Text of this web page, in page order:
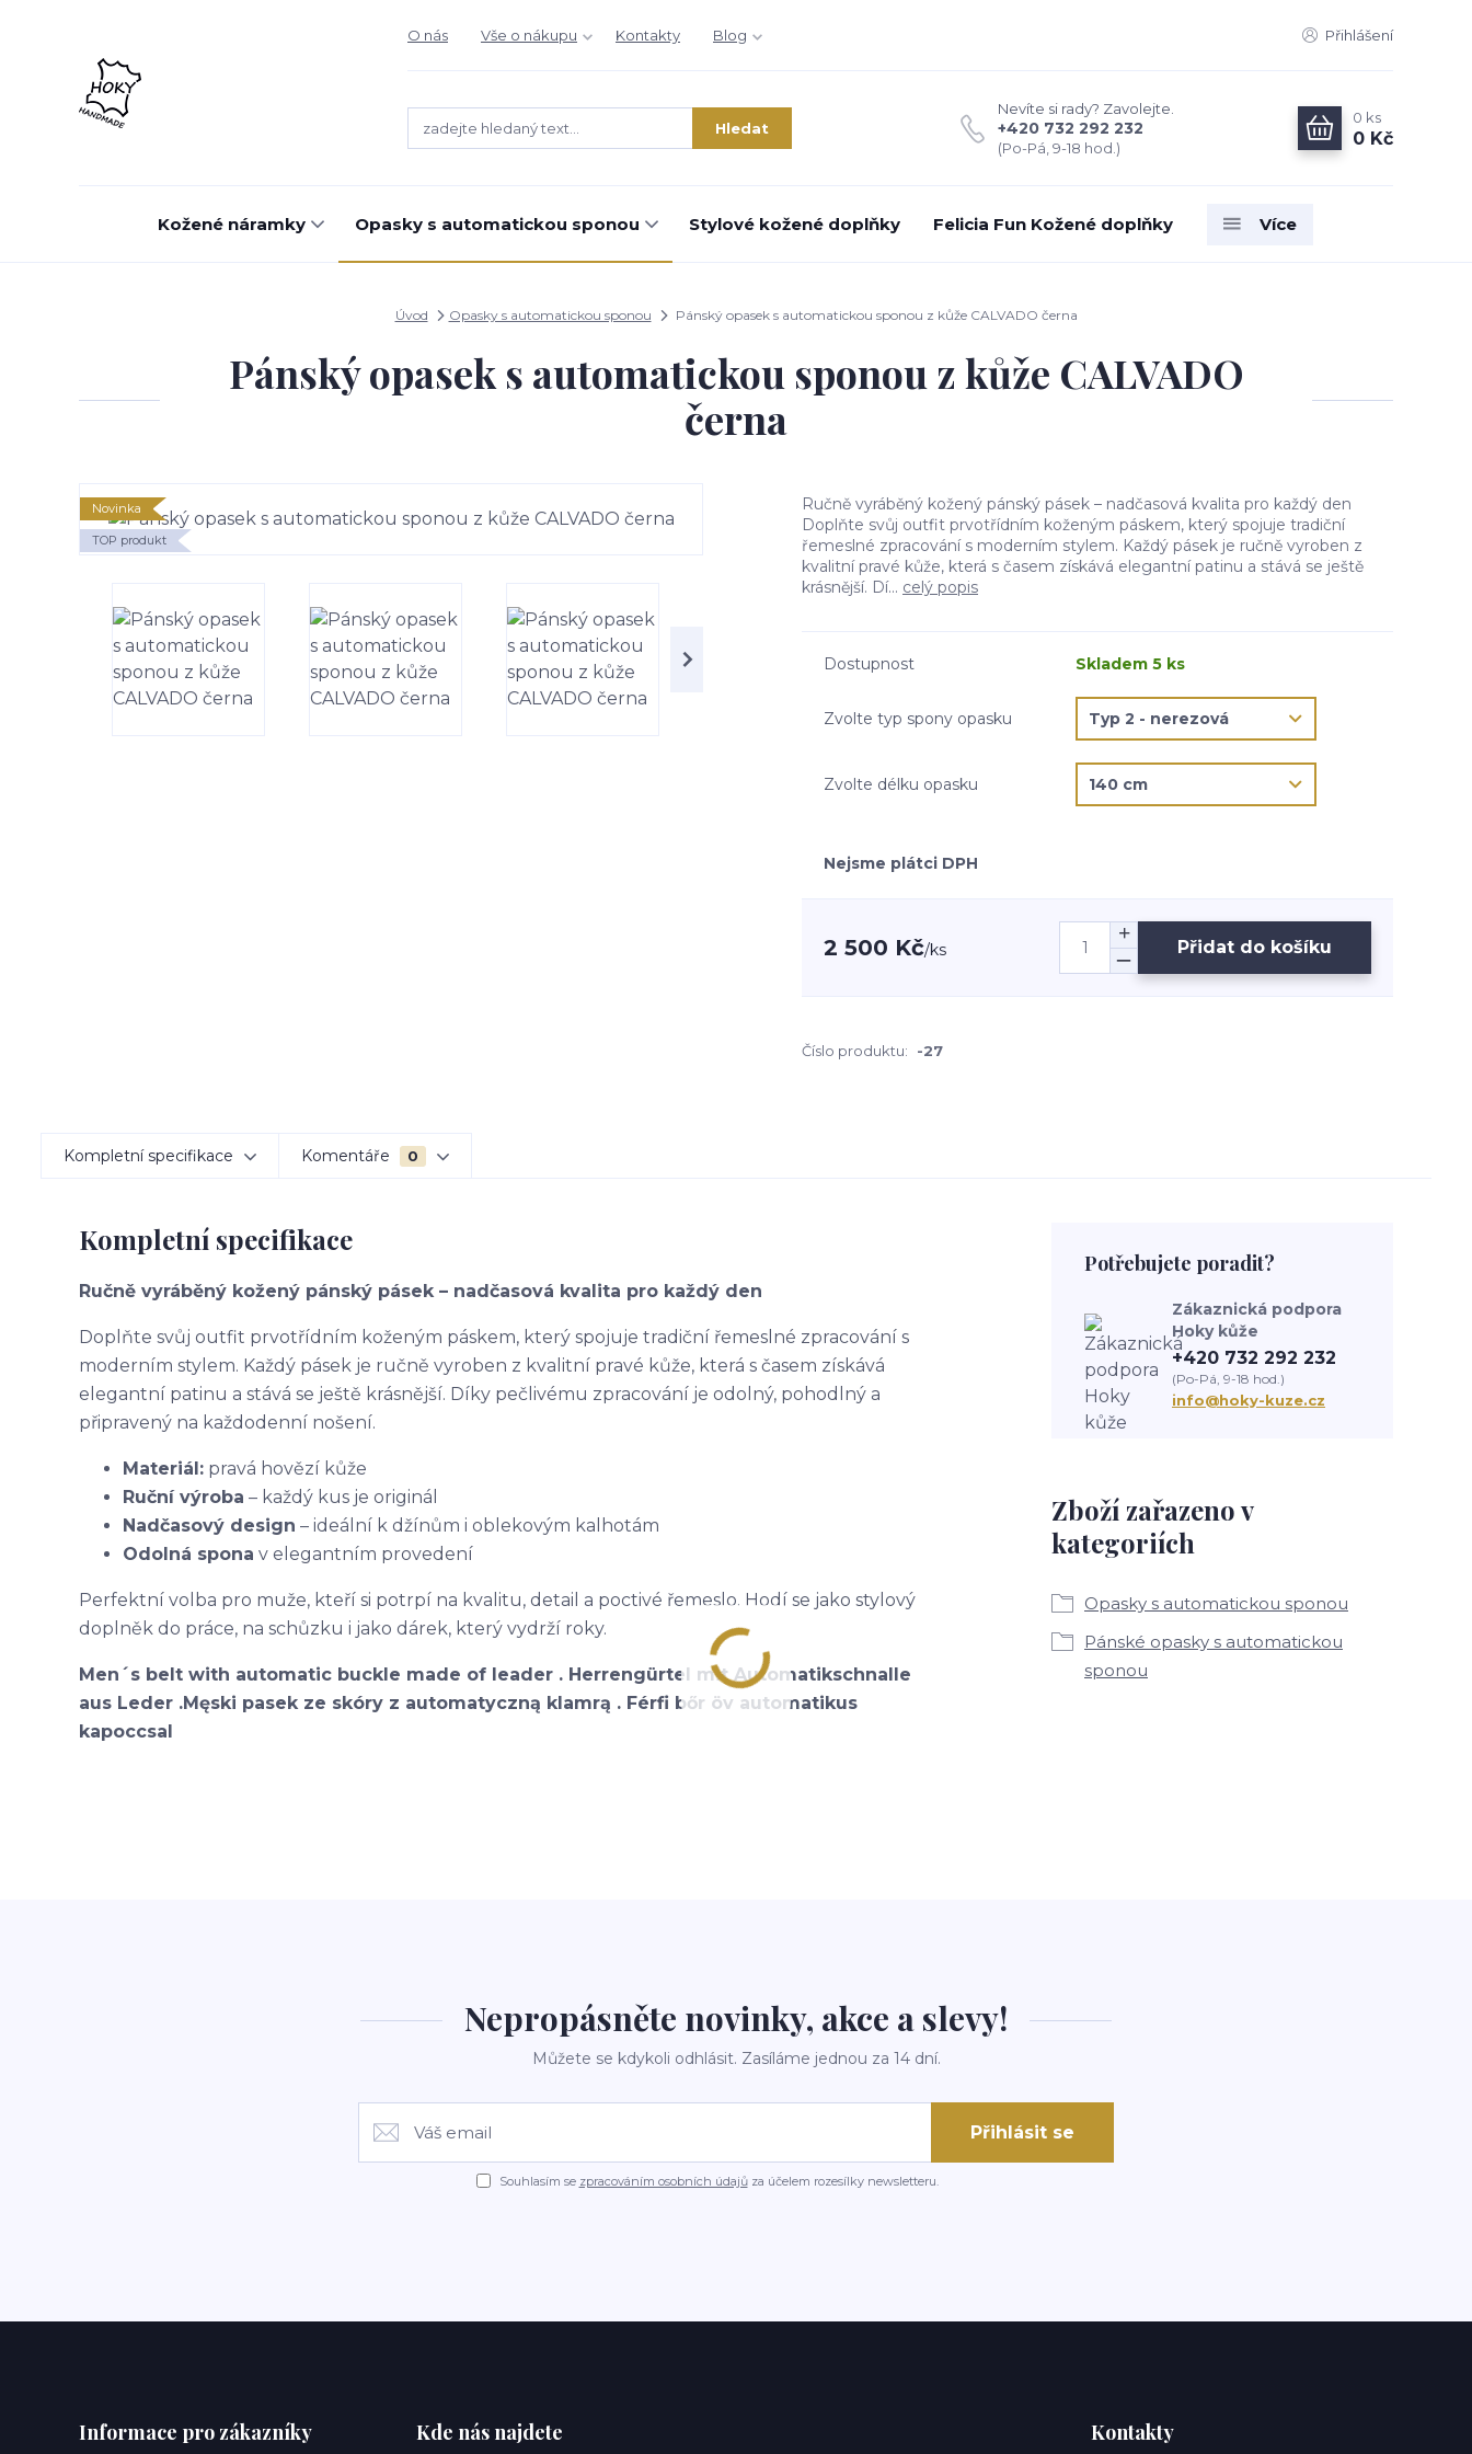
O nás Vše o nákupu Kontakty Blog Přihlášení
Hledat
Nevíte si rady? Zavolejte.
+420 732 292 232
(Po-Pá, 9-18 hod.)
0 ks
0 Kč
Kožené náramky Opasky s automatickou sponou Stylové kožené doplňky Felicia Fun Kožené doplňky Více
Úvod Opasky s automatickou sponou Pánský opasek s automatickou sponou z kůže CALVADO černa
Pánský opasek s automatickou sponou z kůže CALVADO
černa
Novinka
TOP produkt
Ručně vyráběný kožený pánský pásek – nadčasová kvalita pro každý den
Doplňte svůj outfit prvotřídním koženým páskem, který spojuje tradiční
řemeslné zpracování s moderním stylem. Každý pásek je ručně vyroben z
kvalitní pravé kůže, která s časem získává elegantní patinu a stává se ještě
krásnější. Dí... celý popis
Dostupnost Skladem 5 ks
Zvolte typ spony opasku
Zvolte délku opasku
Nejsme plátci DPH
2 500 Kč/ks Přidat do košíku
Číslo produktu: -27
Kompletní specifikace Komentáře 0
Kompletní specifikace
Ručně vyráběný kožený pánský pásek – nadčasová kvalita pro každý den
Doplňte svůj outfit prvotřídním koženým páskem, který spojuje tradiční řemeslné zpracování s
moderním stylem. Každý pásek je ručně vyroben z kvalitní pravé kůže, která s časem získává
elegantní patinu a stává se ještě krásnější. Díky pečlivému zpracování je odolný, pohodlný a
připravený na každodenní nošení.
Materiál: pravá hovězí kůže
Ruční výroba – každý kus je originál
Nadčasový design – ideální k džínům i oblekovým kalhotám
Odolná spona v elegantním provedení
Perfektní volba pro muže, kteří si potrpí na kvalitu, detail a poctivé řemeslo. Hodí se jako stylový
doplněk do práce, na schůzku i jako dárek, který vydrží roky.
Men´s belt with automatic buckle made of leader . Herrengürtel mit Automatikschnalle
aus Leder .Męski pasek ze skóry z automatyczną klamrą . Férfi bőr öv automatikus
kapoccsal
Zboží zařazeno v
kategoriích
Opasky s automatickou sponou
Pánské opasky s automatickou
sponou
Potřebujete poradit?
Zákaznická podpora
Hoky kůže
+420 732 292 232
(Po-Pá, 9-18 hod.)
info@hoky-kuze.cz
Nepropásněte novinky, akce a slevy!
Můžete se kdykoli odhlásit. Zasíláme jednou za 14 dní.
Přihlásit se
Souhlasím se zpracováním osobních údajůza účelem rozesílky newsletteru.
Informace pro zákazníky Kde nás najdete Kontakty